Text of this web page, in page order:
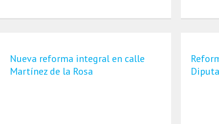
Nueva reforma integral en calle
Martínez de la Rosa